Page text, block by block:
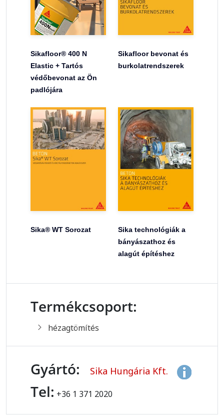
Sikafloor® 400 N
Elastic + Tartós
védőbevonat az Ön
padlójára
Sikafloor bevonat és
burkolatrendszerek
Sika® WT Sorozat
Sika technológiák a
bányászathoz és
alagút építéshez
Termékcsoport:
hézagtömítés
Gyártó: Sika Hungária Kft.
Tel: +36 1 371 2020